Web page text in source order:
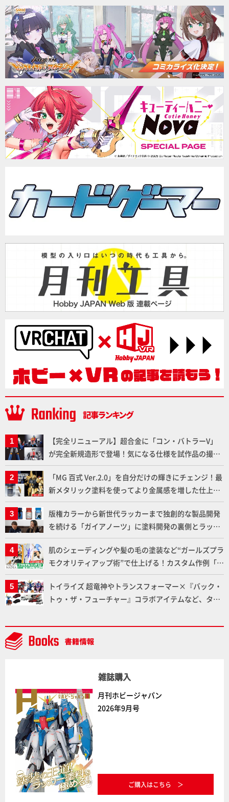
【完全リニューアル】超合金に「コン・バトラーV」
が完全新規造形で登場！気になる仕様を試作品の撮り
下ろしでご紹介!!さらに「大鉄人17」＆「ワンエイ
ト」セット情報もお届け！【超合金の魂】
「MG 百式 Ver.2.0」を自分だけの輝きにチェンジ！最
新メタリック塗料を使ってより金属感を増した仕上が
りに!!【試し読み】
版権カラーから新世代ラッカーまで独創的な製品開発
を続ける「ガイアノーツ」に塗料開発の裏側とラッカ
ー塗料の未来についてインタビュー！
肌のシェーディングや髪の毛の塗装など“ガールズプラ
モクオリティアップ術”で仕上げる！カスタム作例「白
騎士ソフィエラ」が完成！【「アルカナディアプラモ
デルコンテスト」～8月17日（月）11:59まで応募受付
中】
トイライズ 超竜神やトランスフォーマー×『バック・
トゥ・ザ・フューチャー』コラボアイテムなど、タカ
NEWITEM】
雑誌購入
月刊ホビージャパン
2026年9月号
ご購入はこちら